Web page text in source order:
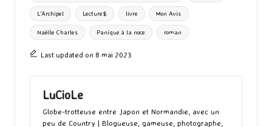
L'Archipel Lecture$ livre Mon Avis
Naëlle Charles Panique à la noce roman
Last updated on 8 mai 2023
LuCioLe
Globe-trotteuse entre Japon et Normandie, avec un
peu de Country | Blogueuse, gameuse, photographe,